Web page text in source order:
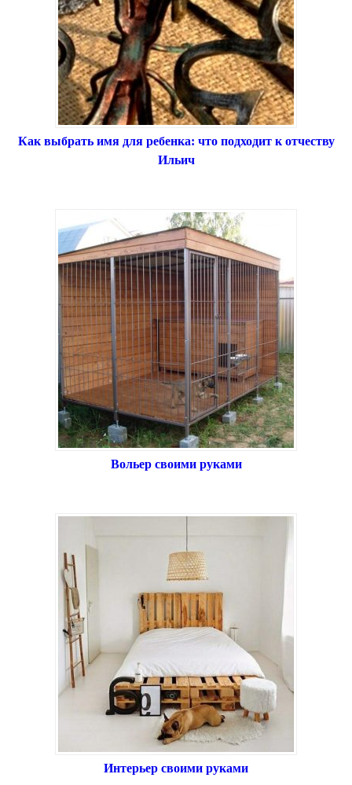
Как выбрать имя для ребенка: что подходит к отчеству
Ильич
Вольер своими руками
Интерьер своими руками